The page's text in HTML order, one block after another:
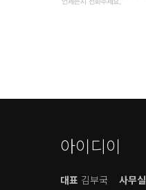
아이디이
대표 김부국 사무실